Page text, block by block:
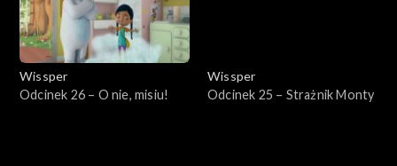
Wissper
Odcinek 26 – O nie, misiu!
Wissper
Odcinek 25 – Strażnik Monty